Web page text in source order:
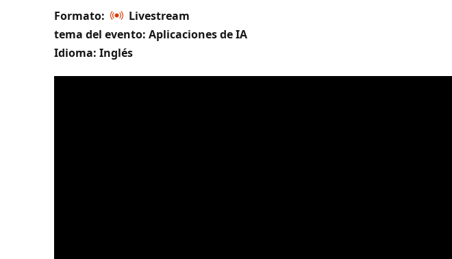
Formato:
Livestream
tema del evento: Aplicaciones de IA
Idioma: Inglés